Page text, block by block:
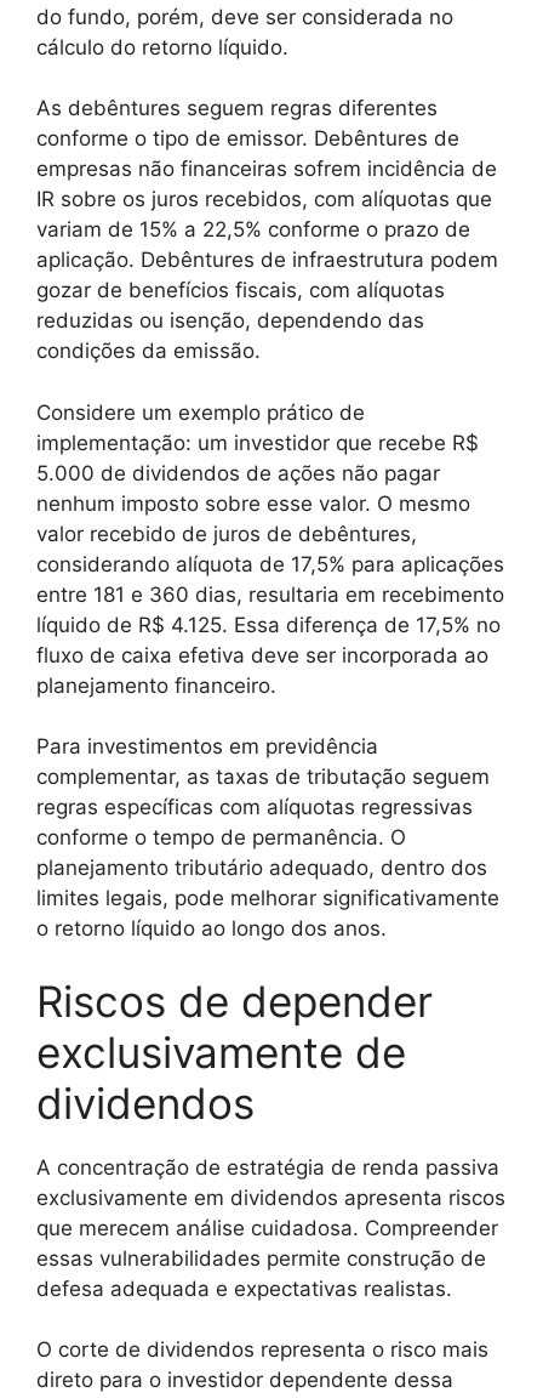
do fundo, porém, deve ser considerada no
cálculo do retorno líquido.
As debêntures seguem regras diferentes
conforme o tipo de emissor. Debêntures de
empresas não financeiras sofrem incidência de
IR sobre os juros recebidos, com alíquotas que
variam de 15% a 22,5% conforme o prazo de
aplicação. Debêntures de infraestrutura podem
gozar de benefícios fiscais, com alíquotas
reduzidas ou isenção, dependendo das
condições da emissão.
Considere um exemplo prático de
implementação: um investidor que recebe R$
5.000 de dividendos de ações não pagar
nenhum imposto sobre esse valor. O mesmo
valor recebido de juros de debêntures,
considerando alíquota de 17,5% para aplicações
entre 181 e 360 dias, resultaria em recebimento
líquido de R$ 4.125. Essa diferença de 17,5% no
fluxo de caixa efetiva deve ser incorporada ao
planejamento financeiro.
Para investimentos em previdência
complementar, as taxas de tributação seguem
regras específicas com alíquotas regressivas
conforme o tempo de permanência. O
planejamento tributário adequado, dentro dos
limites legais, pode melhorar significativamente
o retorno líquido ao longo dos anos.
Riscos de depender
exclusivamente de
dividendos
A concentração de estratégia de renda passiva
exclusivamente em dividendos apresenta riscos
que merecem análise cuidadosa. Compreender
essas vulnerabilidades permite construção de
defesa adequada e expectativas realistas.
O corte de dividendos representa o risco mais
direto para o investidor dependente dessa